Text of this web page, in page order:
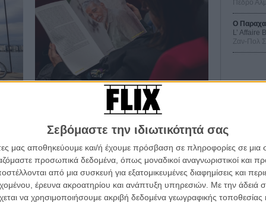
Σεβόμαστε την ιδιωτικότητά σας
μας αποθηκεύουμε και/ή έχουμε πρόσβαση σε πληροφορίες σε
προσωπικά δεδομένα, όπως μοναδικοί αναγνωριστικοί και
από μια συσκευή για εξατομικευμένες διαφημίσεις και
έρευνα ακροατηρίου και ανάπτυξη υπηρεσιών. Με την άδειά
να χρησιμοποιήσουμε ακριβή δεδομένα γεωγραφικής τοποθεσίας
66ο Φεστιβάλ Θεσσαλονίκης | Μέρα
7η: Μόνο φίλοι, κανένας «Εχθρός»
με τον Χρυσό Αλέξανδρο ήταν το highlight της μέρας -
με αρκετούς από τους κινηματογραφικούς του φίλους
στην αίθουσα να τον χειροκροτούν και την προβολή
του «Εχθρού» να ακολουθεί αμέσως μετά.
Πέδρο
Ο
L’ Affaire
Ζαν-Πολ
Ο
τα βλέπεις όλα σινεμά...
εβδομάδα